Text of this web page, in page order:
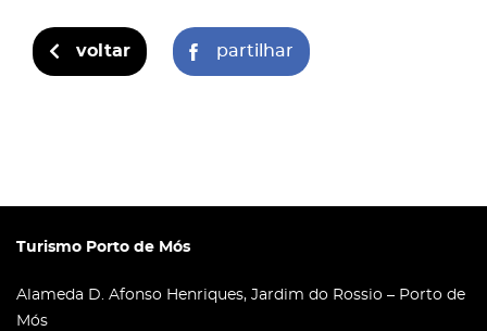
voltar partilhar
Turismo Porto de Mós
Alameda D. Afonso Henriques, Jardim do Rossio – Porto de
Mós